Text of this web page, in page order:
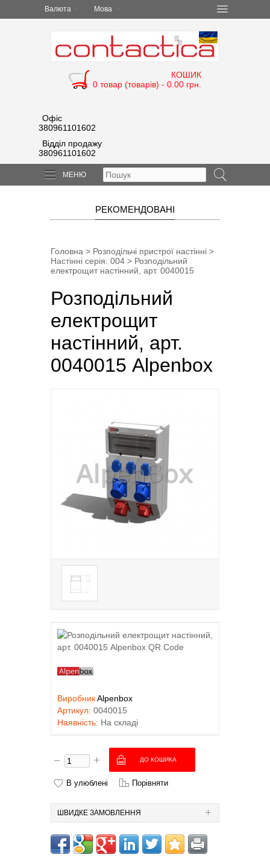
Валюта Мова
КОШИК
0 товар (товарів) - 0.00 грн.
Офіс
380961101602
Відділ продажу
380961101602
МЕНЮ
РЕКОМЕНДОВАНІ
Головна > Розподільчі пристрої настінні >
Настінні серія: 004 > Розподільний
електрощит настінний, арт. 0040015
Розподільний
електрощит
настінний, арт.
0040015 Alpenbox
ВиробникAlpenbox
Артикул: 0040015
Наявність: На складі
В улюблені Порівняти
ШВИДКЕ ЗАМОВЛЕННЯ